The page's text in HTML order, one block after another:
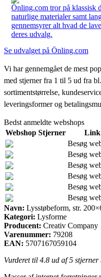
Önling.com tror på klassisk
naturlige materialer samt
gennemsyrer alt hvad de
deres udvalg.
Se udvalget på Önling.com
Vi har gennemgået de mest
med stjerner fra 1 til 5 ud fra
sortimentstørrelse,
leveringsformer og
Bedst anmeldte webshops
Webshop Stjerner
Link
Besøg
Besøg
Besøg
Besøg
Besøg
Besøg
Navn: Lysstøbeform, str.
Kategori: Lysforme
Producent: Creativ Company
Varenummer: 79208
EAN: 5707167059104
Vurderet til 4.8 ud af 5 stjerner